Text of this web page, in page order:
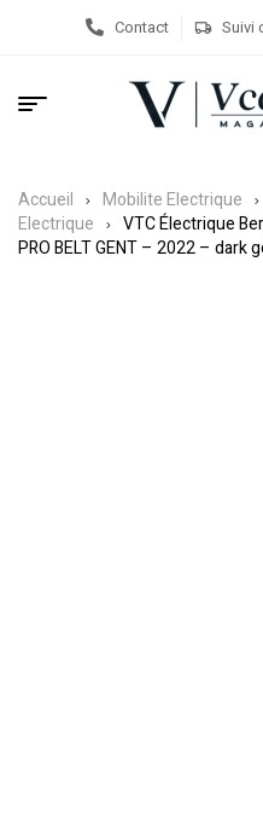
Contact Suivi
Accueil Mobilite Electrique
Electrique
VTC Électrique
PRO BELT GENT – 2022 – dark